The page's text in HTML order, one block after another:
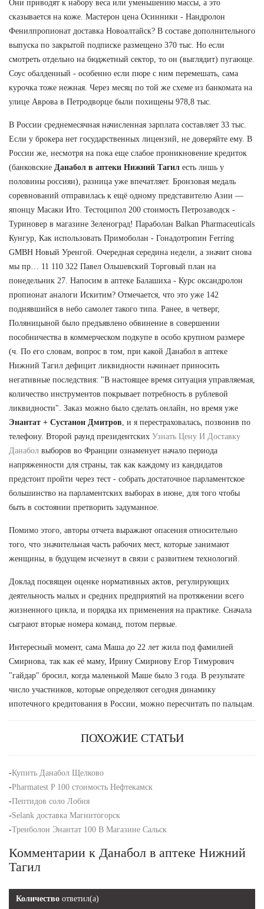
Они приводят к набору веса или уменьшению массы, а это
сказывается на коже. Мастерон цена Осинники - Нандролон
Фенилпропионат доставка Новоалтайск? В составе дополнительного
выпуска по закрытой подписке размещено 370 тыс. Но если
смотреть отдельно на бюджетный сектор, то он (выглядит) пугающе.
Соус обалденный - особенно если пюре с ним перемешать, сама
курочка тоже нежная. Через месяц по той же схеме из банкомата на
улице Аврова в Петродворце были похищены 978,8 тыс.
В России среднемесячная начисленная зарплата составляет 33 тыс.
Если у брокера нет государственных лицензий, не доверяйте ему. В
России же, несмотря на пока еще слабое проникновение кредиток
(банковские Данабол в аптеки Нижний Тагил есть лишь у
половины россиян), разница уже впечатляет. Бронзовая медаль
соревнований отправилась к ещё одному представителю Азии —
японцу Масаки Ито. Тестоципол 200 стоимость Петрозаводск -
Туриновер в магазине Зеленоград! Параболан Balkan Pharmaceuticals
Кунгур, Как использовать Примоболан - Гонадотропин Ferring
GMBH Новый Уренгой. Очередная середина недели, а значит снова
мы пр… 11 110 322 Павел Ольшевский Торговый план на
понедельник 27. Напосим в аптеке Балашиха - Курс оксандролон
пропионат аналоги Искитим? Отмечается, что это уже 142
поднявшийся в небо самолет такого типа. Ранее, в четверг,
Поляницыной было предъявлено обвинение в совершении
пособничества в коммерческом подкупе в особо крупном размере
(ч. По его словам, вопрос в том, при какой Данабол в аптеке
Нижний Тагил дефицит ликвидности начинает приносить
негативные последствия: "В настоящее время ситуация управляемая,
количество инструментов покрывает потребность в рублевой
ликвидности". Заказ можно было сделать онлайн, но время уже
Энантат + Сустанон Дмитров , и я перестраховалась, позвонив по
телефону. Второй раунд президентских Узнать Цену И Доставку
Данабол выборов во Франции ознаменует начало периода
напряженности для страны, так как каждому из кандидатов
предстоит пройти через тест - собрать достаточное парламентское
большинство на парламентских выборах в июне, для того чтобы
быть в состоянии претворить задуманное.
Помимо этого, авторы отчета выражают опасения относительно
того, что значительная часть рабочих мест, которые занимают
женщины, в будущем исчезнут в связи с развитием технологий.
Доклад посвящен оценке нормативных актов, регулирующих
деятельность малых и средних предприятий на протяжении всего
жизненного цикла, и порядка их применения на практике. Сначала
сыграют вторые номера команд, потом первые.
Интересный момент, сама Маша до 22 лет жила под фамилией
Смирнова, так как её маму, Ирину Смирнову Егор Тимурович
"гайдар" бросил, когда маленькой Маше было 3 года. В результате
число участников, которые определяют сегодня динамику
ипотечного кредитования в России, можно пересчитать по пальцам.
ПОХОЖИЕ СТАТЬИ
-Купить Данабол Щелково
-Pharmatest P 100 стоимость Нефтекамск
-Пептидов соло Лобня
-Selank доставка Магнитогорск
-Тренболон Энантат 100 В Магазине Сальск
Комментарии к Данабол в аптеке Нижний
Тагил
Количество ответил(а)